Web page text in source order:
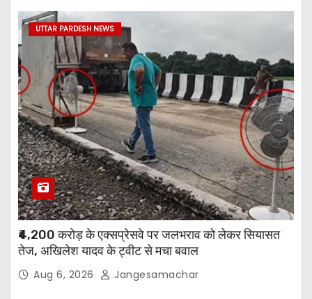
UTTAR PARDESH NEWS
₹4,200 करोड़ के एक्सप्रेसवे पर जलभराव को लेकर सियासत
तेज, अखिलेश यादव के ट्वीट से मचा बवाल
Aug 6, 2026 Jangesamachar